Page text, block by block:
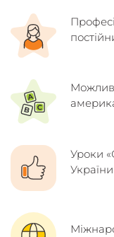
Уроки
України